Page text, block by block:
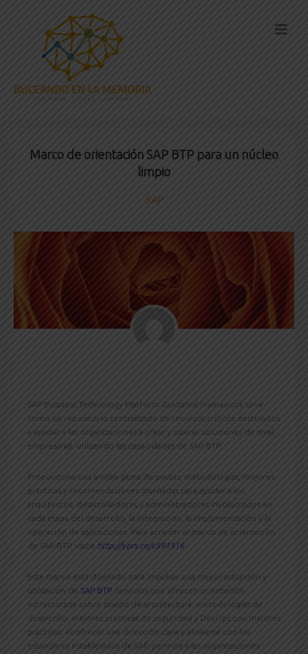
Marco de orientación SAP BTP para un núcleo
limpio
SAP
SAP Business Technology Platform Guidance Framework sirve
como un repositorio centralizado de recursos críticos destinados
a ayudar a las organizaciones a crear y operar soluciones de nivel
empresarial.
utilizando las capacidades de SAP BTP.
Proporciona una amplia gama de pautas, metodologías, mejores
prácticas y recomendaciones diseñadas para ayudar a los
arquitectos, desarrolladores y administradores involucrados en
cada etapa del desarrollo, la integración, la implementación y la
operación de aplicaciones. Para acceder al marco de orientación
de SAP BTP, visite http://s-prs.co/v591916
Este marco está diseñado para impulsar una mayor adopción y
utilización de SAP BTP Servicios que ofrecen orientación
estructurada sobre diseño de arquitectura, metodologías de
desarrollo, mejores prácticas de seguridad y DevOps con mejores
prácticas. Al ofrecer una dirección clara y alinearse con los
estándares establecidos de SAP, permite a las organizaciones